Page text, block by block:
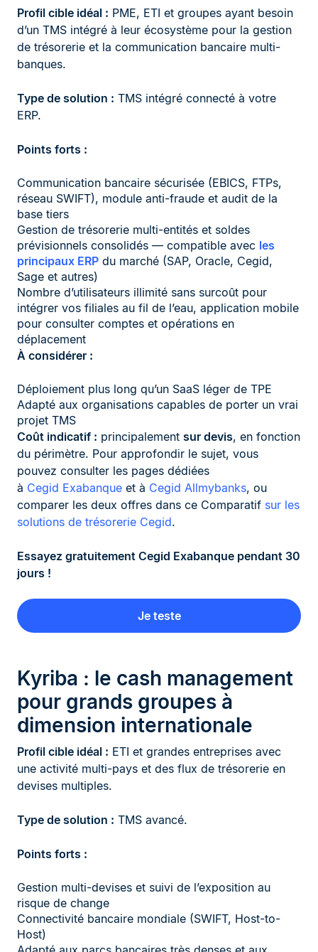
Profil cible idéal : PME, ETI et groupes ayant besoin
d’un TMS intégré à leur écosystème pour la gestion
de trésorerie et la communication bancaire multi-
banques.
Type de solution : TMS intégré connecté à votre
ERP.
Points forts :
Communication bancaire sécurisée (EBICS, FTPs,
réseau SWIFT), module anti-fraude et audit de la
base tiers
Gestion de trésorerie multi-entités et soldes
prévisionnels consolidés — compatible avec les
principaux ERP du marché (SAP, Oracle, Cegid,
Sage et autres)
Nombre d’utilisateurs illimité sans surcoût pour
intégrer vos filiales au fil de l’eau, application mobile
pour consulter comptes et opérations en
déplacement
À considérer :
Déploiement plus long qu’un SaaS léger de TPE
Adapté aux organisations capables de porter un vrai
projet TMS
Coût indicatif : principalement sur devis, en fonction
du périmètre. Pour approfondir le sujet, vous
pouvez consulter les pages dédiées
à Cegid Exabanque et à Cegid Allmybanks, ou
comparer les deux offres dans ce Comparatif sur les
solutions de trésorerie Cegid.
Essayez gratuitement Cegid Exabanque pendant 30
jours !
Je teste
Kyriba : le cash management
pour grands groupes à
dimension internationale
Profil cible idéal : ETI et grandes entreprises avec
une activité multi-pays et des flux de trésorerie en
devises multiples.
Type de solution : TMS avancé.
Points forts :
Gestion multi-devises et suivi de l’exposition au
risque de change
Connectivité bancaire mondiale (SWIFT, Host-to-
Host)